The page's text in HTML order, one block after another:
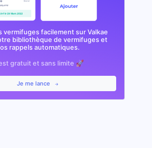
vermifuges facilement sur Valkae
bibliothèque de vermifuges et
rappels automatiques.
gratuit et sans limite 🚀
Je me lance